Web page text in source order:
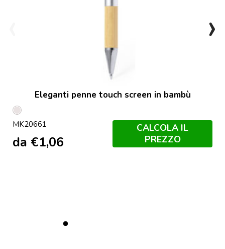
Eleganti penne touch screen in bambù
Plated
MK20661
da €1,06
CALCOLA IL
PREZZO
›